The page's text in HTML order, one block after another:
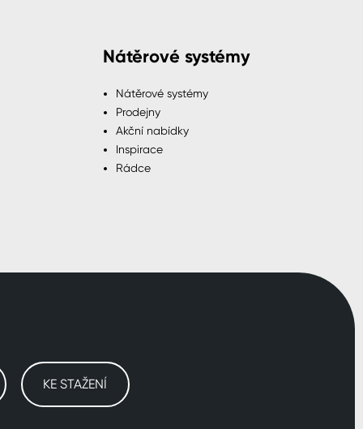
Nátěrové systémy
Nátěrové systémy
Prodejny
Akční nabídky
Inspirace
Rádce
KE STAŽENÍ